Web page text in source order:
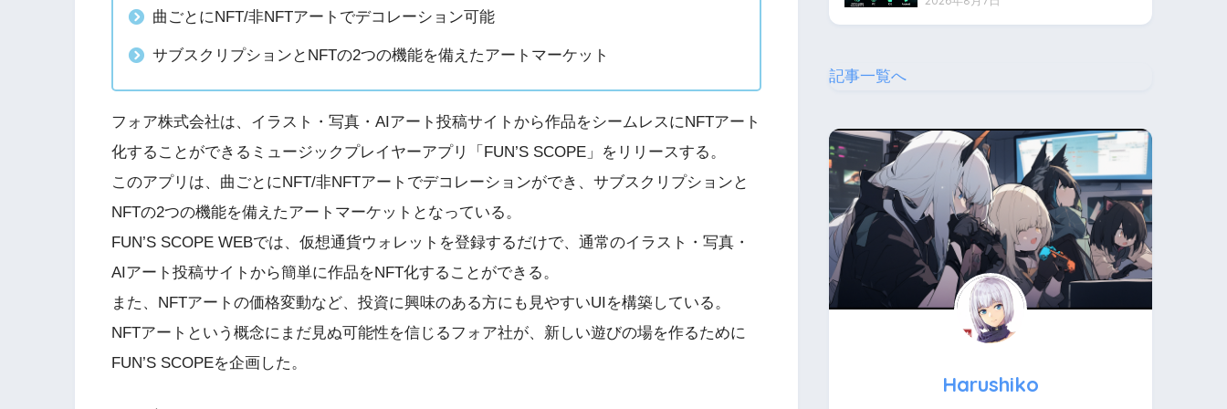
曲ごとにNFT/非NFTアートでデコレーション可能
サブスクリプションとNFTの2つの機能を備えたアートマーケット
フォア株式会社は、イラスト・写真・AIアート投稿サイトから作品をシームレスにNFTアート
化することができるミュージックプレイヤーアプリ「FUN’S SCOPE」をリリースする。
このアプリは、曲ごとにNFT/非NFTアートでデコレーションができ、サブスクリプションと
NFTの2つの機能を備えたアートマーケットとなっている。
FUN’S SCOPE WEBでは、仮想通貨ウォレットを登録するだけで、通常のイラスト・写真・
AIアート投稿サイトから簡単に作品をNFT化することができる。
また、NFTアートの価格変動など、投資に興味のある方にも見やすいUIを構築している。
NFTアートという概念にまだ見ぬ可能性を信じるフォア社が、新しい遊びの場を作るために
FUN’S SCOPEを企画した。
記事一覧へ
Harushiko